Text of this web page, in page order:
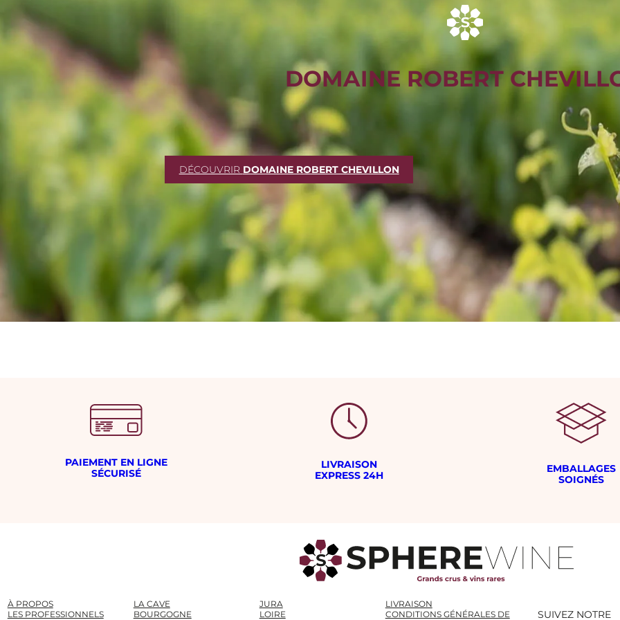
DOMAINE ROBERT
DÉCOUVRIR DOMAINE ROBERT CHEVILLON
PAIEMENT EN LIGNE
SÉCURISÉ
LIVRAISON
EXPRESS 24H
EMBALLAGES
SOIGNÉS
À PROPOS
LES PROFESSIONNELS
LA CAVE
BOURGOGNE
JURA
LOIRE
LIVRAISON
CONDITIONS GÉNÉRALES DE
SUIVEZ NOTRE